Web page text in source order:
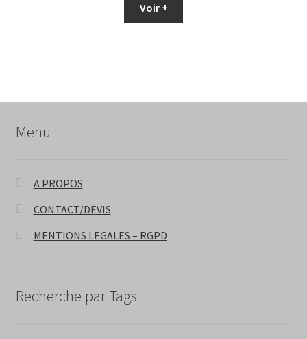
Voir +
Menu
A PROPOS
CONTACT/DEVIS
MENTIONS LEGALES – RGPD
Recherche par Tags